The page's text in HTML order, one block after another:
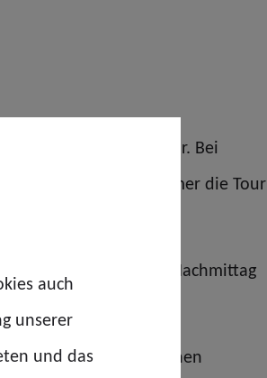
Rhein-Neckar. Bei
konnten alle Teilnehmer die Tour
erreichten am Nachmittag
Teilnehmern für einen
auch
unserer
und das